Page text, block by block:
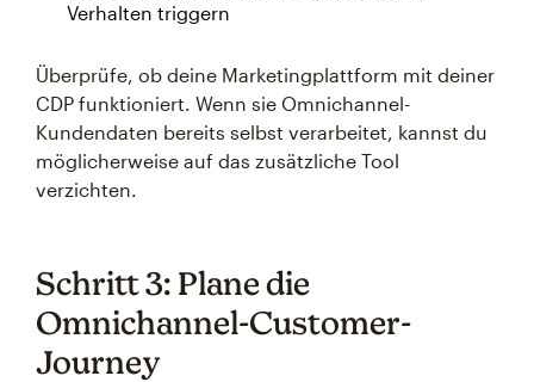
Verhalten triggern
Überprüfe, ob deine Marketingplattform mit deiner
CDP funktioniert. Wenn sie Omnichannel-
Kundendaten bereits selbst verarbeitet, kannst du
möglicherweise auf das zusätzliche Tool
verzichten.
Schritt 3: Plane die
Omnichannel-Customer-
Journey